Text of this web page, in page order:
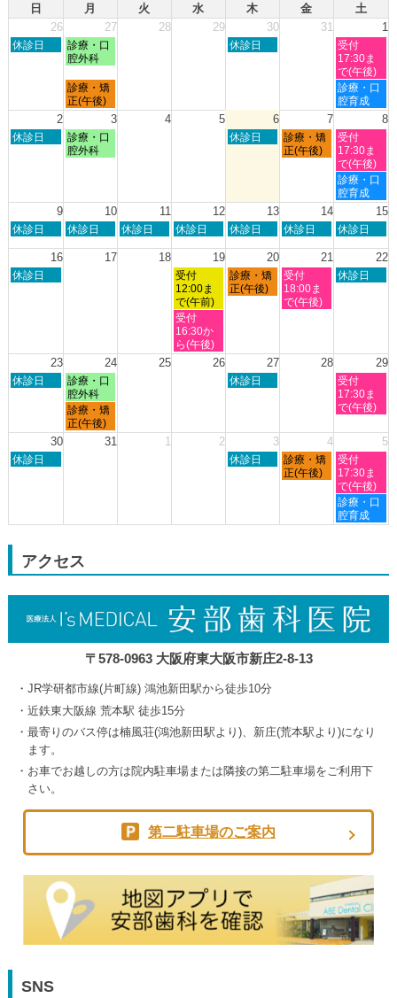
日 月 火 水 木 金
土
26
27 28 29 30 31 1
日
26th
休診日
月
曜
7
月
27th
診療・口
腔外科
木
30th
休診日
土
曜
日,
8
月
1st
受付
17:30ま
で(午後)
月
曜
日,
月
27th
診療・矯
正(午後)
土
曜
日,
月
1st
2026
診療・口
腔育成
2 3 4 5 6 7 8
日
2nd
休診日
月
曜
3rd
診療・口
腔外科
木
6th
休診日
金
曜
7th
診療・矯
正(午後)
土
曜
日,
8
月
8th
受付
17:30ま
で(午後)
土
曜
日,
月
診療・口
腔育成
9 10 11 12 13 14 15
日
8
月
休診日
月
休診日
火
休診日
水
8
月
12th
2026
休診日
木
8
月
13th
休診日
金
8
月
14th
2026
休診日
土
8
月
休診日
16 17 18 19 20 21 22
日
2026
休診日
水
曜
日,
8
月
19th
2026
受付
12:00ま
で(午前)
木
曜
2026
診療・矯
正(午後)
金
曜
日,
2026
受付
18:00ま
で(午後)
土
2026
休診日
水
曜
日,
8
受付
16:30か
ら(午後)
23 24 25 26 27 28 29
日
月
2026
休診日
月
曜
日,
8
月
診療・口
腔外科
木
月
2026
休診日
土
曜
日,
月
2026
受付
17:30ま
で(午後)
月
曜
日,
診療・矯
正(午後)
30 31 1 2 3 4 5
日
30th
休診日
木
3rd
休診日
金
曜
4th
診療・矯
正(午後)
土
曜
日,
9
月
5th
受付
17:30ま
で(午後)
土
曜
日,
診療・口
腔育成
アクセス
〒578-0963 大阪府東大阪市新庄2-8-13
JR学研都市線(片町線) 鴻池新田駅から徒歩10分
近鉄東大阪線 荒本駅 徒歩15分
最寄りのバス停は楠風荘(鴻池新田駅より)、新庄(荒本駅より)になり
ます。
お車でお越しの方は院内駐車場または隣接の第二駐車場をご利用下
さい。
第二駐車場のご案内
SNS